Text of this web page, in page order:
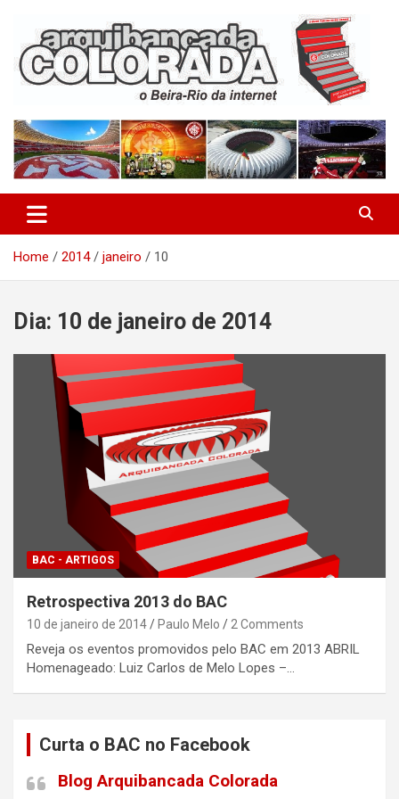
content
Arquibancada Colorada
Home 2014 janeiro 10
Dia: 10 de janeiro de 2014
BAC - ARTIGOS
Retrospectiva 2013 do BAC
10 de janeiro de 2014 Paulo Melo 2 Comments
Reveja os eventos promovidos pelo BAC em 2013 ABRIL
Homenageado: Luiz Carlos de Melo Lopes –…
Curta o BAC no Facebook
Blog Arquibancada Colorada